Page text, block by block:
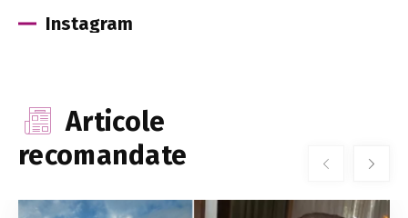
Instagram
Articole
recomandate